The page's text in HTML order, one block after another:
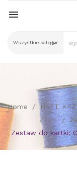

Home HAFT
Zestaw do kartki: